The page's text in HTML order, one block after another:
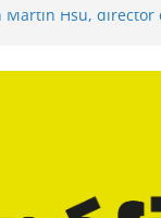
Martín Hsu, director